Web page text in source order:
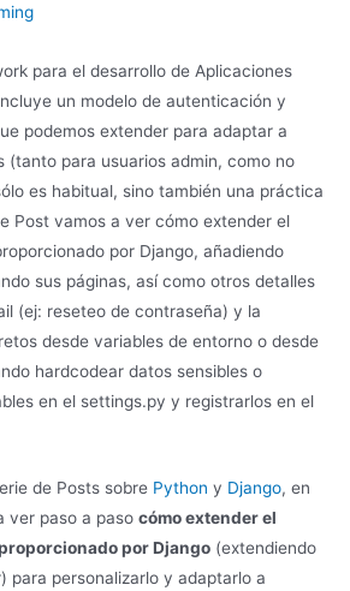
para el desarrollo de Aplicaciones
un modelo de autenticación y
podemos extender para adaptar a
(tanto para usuarios admin, como no
es habitual, sino también una práctica
Post vamos a ver cómo extender el
por Django, añadiendo
sus páginas, así como otros detalles
(ej: reseteo de contraseña) y la
desde variables de entorno o desde
hardcodear datos sensibles o
en el settings.py y registrarlos en el
de Posts sobre Python y Django, en
ver paso a paso cómo extender el
por Django (extendiendo
para personalizarlo y adaptarlo a